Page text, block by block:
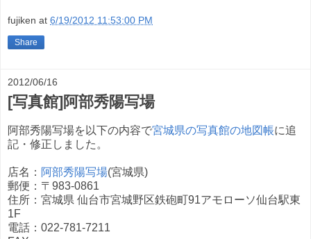
fujiken at 6/19/2012 11:53:00 PM
Share
2012/06/16
[写真館]阿部秀陽写場
阿部秀陽写場を以下の内容で宮城県の写真館の地図帳に追
記・修正しました。
店名： 阿部秀陽写場(宮城県)
郵便：〒983-0861
住所：宮城県 仙台市宮城野区鉄砲町91アモローソ仙台駅東
1F
電話：022-781-7211